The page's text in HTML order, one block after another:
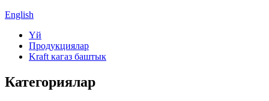
English
Үй
Продукциялар
Kraft кагаз баштык
Категориялар